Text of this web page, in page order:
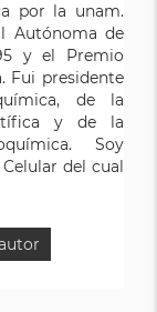
por la unam.
Autónoma de
y el Premio
Fui presidente
de la
y de la
Soy
del cual